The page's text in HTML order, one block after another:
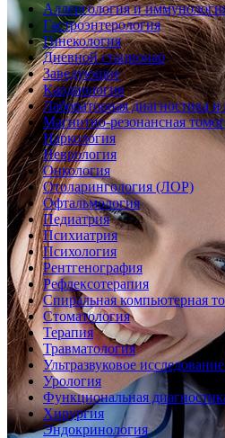
Аллергология и
Гастроэнтерология
Гинекология
Дневной стационар
Заведующие
Кардиология
Лабораторная диагностика и
Магнитно-резонансная
Наркология
Неврология
Онкология
Отоларингология (ЛОР)
Офтальмология
Педиатрия
Психиатрия
Психология
Рентгенография
Рефлексотерапия
Спиральная компьютерная
Стоматология
Терапия
Травматология
Ультразвуковое
Урология
Функциональная
Хирургия
Эндокринология